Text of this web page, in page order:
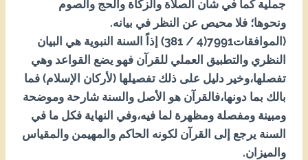
جملية كما في شأن الصلاة والزكاة والحج والصوم
ونحوها؛ فلا محيص عن النظر في بيانه.
(الموافقات1997(4 / 183) إذاً السنة النبوية هي البيان
النظري والتطبيق العملي للقرآن فهو يضع القواعد وهي
تفصلها،وخير دليل على ذلك تفصيلها (لأركان الإسلام) فما
بالك بما دونها،فالقرآن هو الأصل والسنة شارحة وموضحة
ومبينة ومفصلة ومظهرة لما فيه،وفي النهاية فكل ما في
السنة يرجع إلى القرآن لكونه الحاكم والمهيمن والمقياس
والميزان.